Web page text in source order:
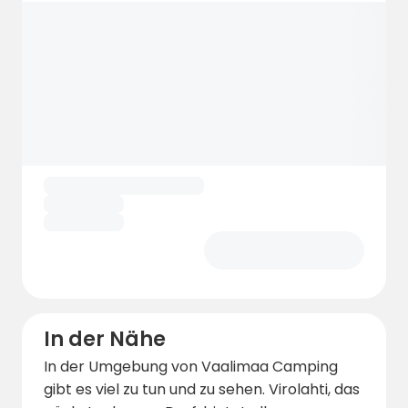
In der Nähe
In der Umgebung von Vaalimaa Camping
gibt es viel zu tun und zu sehen. Virolahti, das